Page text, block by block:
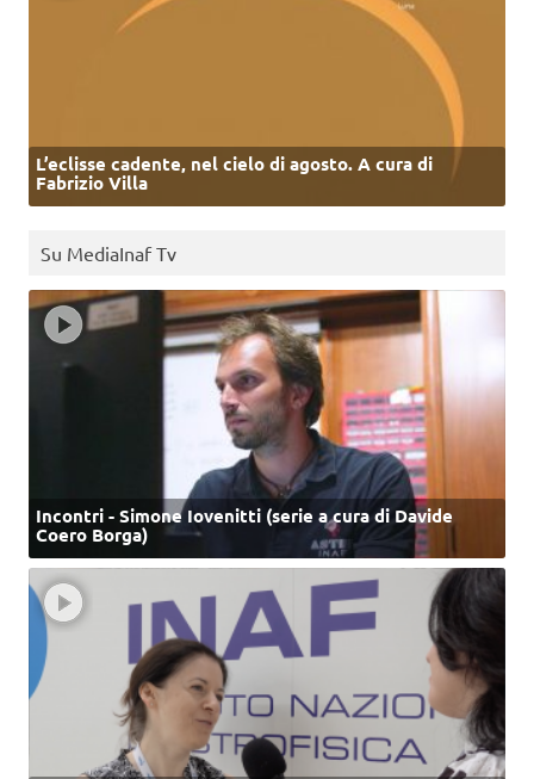
L’eclisse cadente, nel cielo di agosto. A cura di
Fabrizio Villa
Su MediaInaf Tv
Incontri - Simone Iovenitti (serie a cura di Davide
Coero Borga)